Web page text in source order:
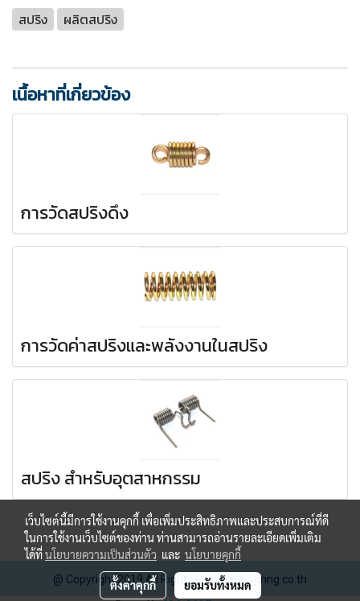
สปริง ผลิตสปริง
เนื้อหาที่เกี่ยวข้อง
การวัดสปริงดึง
การวัดค่าสปริงและพลังงานในสปริง
สปริง สำหรับอุตสาหกรรม
@ Copyright 2019 All Rights Reserved. spring.co.th
เว็บไซต์นี้มีการใช้งานคุกกี้ เพื่อเพิ่มประสิทธิภาพและประสบการณ์ที่ดี
ในการใช้งานเว็บไซต์ของท่าน ท่านสามารถอ่านรายละเอียดเพิ่มเติม
ได้ที่นโยบายความเป็นส่วนตัว และ นโยบายคุกกี้
ตั้งค่าคุกกี้ ยอมรับทั้งหมด